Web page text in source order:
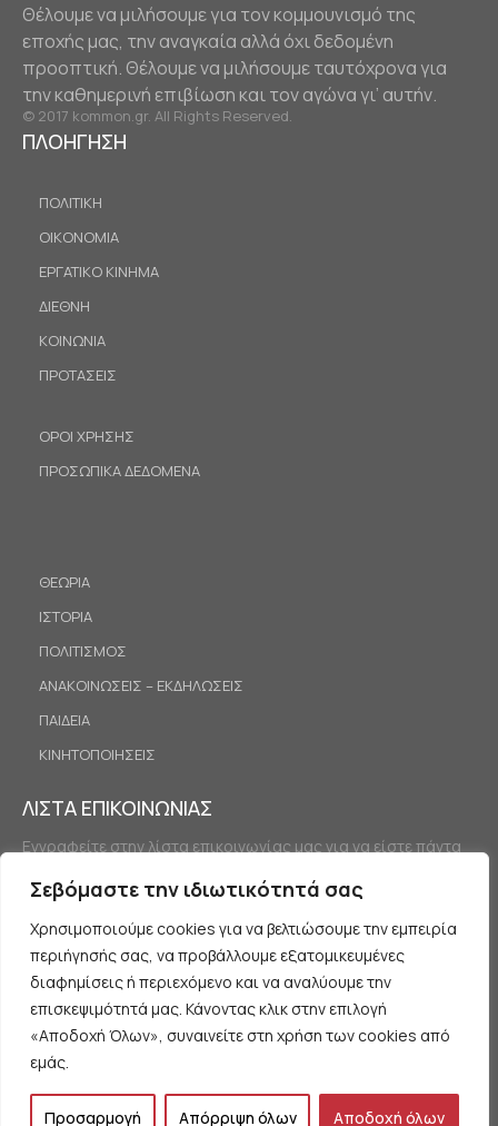
Σεβόμαστε την ιδιωτικότητά σας
Χρησιμοποιούμε cookies για να βελτιώσουμε την εμπειρία
περιήγησής σας, να προβάλλουμε εξατομικευμένες
διαφημίσεις ή περιεχόμενο και να αναλύουμε την
επισκεψιμότητά μας. Κάνοντας κλικ στην επιλογή
«Αποδοχή Όλων», συναινείτε στη χρήση των cookies από
εμάς.
Προσαρμογή Απόρριψη όλων Αποδοχή όλων
Θέλουμε να μιλήσουμε για τον κομμουνισμό της
εποχής μας, την αναγκαία αλλά όχι δεδομένη
προοπτική. Θέλουμε να μιλήσουμε ταυτόχρονα για
την καθημερινή επιβίωση και τον αγώνα γι’ αυτήν.
© 2017 kommon.gr. All Rights Reserved.
ΠΛΟΗΓΗΣΗ
ΠΟΛΙΤΙΚΗ
ΟΙΚΟΝΟΜΙΑ
ΕΡΓΑΤΙΚΟ ΚΙΝΗΜΑ
ΔΙΕΘΝΗ
ΚΟΙΝΩΝΙΑ
ΠΡΟΤΑΣΕΙΣ
ΟΡΟΙ ΧΡΗΣΗΣ
ΠΡΟΣΩΠΙΚΑ ΔΕΔΟΜΕΝΑ
ΘΕΩΡΙΑ
ΙΣΤΟΡΙΑ
ΠΟΛΙΤΙΣΜΟΣ
ΑΝΑΚΟΙΝΩΣΕΙΣ – ΕΚΔΗΛΩΣΕΙΣ
ΠΑΙΔΕΙΑ
ΚΙΝΗΤΟΠΟΙΗΣΕΙΣ
ΛΙΣΤΑ ΕΠΙΚΟΙΝΩΝΙΑΣ
Εγγραφείτε στην λίστα επικοινωνίας μας για να είστε πάντα
Εγγραφή